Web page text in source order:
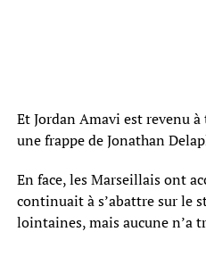
Et Jordan Amavi est revenu
une frappe de Jonathan
En face, les Marseillais ont
continuait à s’abattre sur le
lointaines, mais aucune n’a